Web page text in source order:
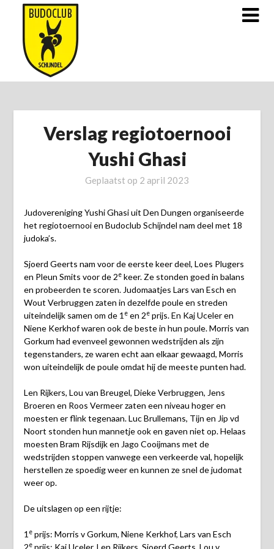
Doorgaan
inhoud
Verslag regiotoernooi
Yushi Ghasi
Geplaatst op 2 april 2023
Judovereniging Yushi Ghasi uit Den Dungen organiseerde
het regiotoernooi en Budoclub Schijndel nam deel met 18
judoka’s.
Sjoerd Geerts nam voor de eerste keer deel, Loes Plugers
en Pleun Smits voor de 2ekeer. Ze stonden goed in balans
en probeerden te scoren. Judomaatjes Lars van Esch en
Wout Verbruggen zaten in dezelfde poule en streden
uiteindelijk samen om de 1 een 2eprijs. En Kaj Uceler en
Niene Kerkhof waren ook de beste in hun poule. Morris van
Gorkum had evenveel gewonnen wedstrijden als zijn
tegenstanders, ze waren echt aan elkaar gewaagd, Morris
won uiteindelijk de poule omdat hij de meeste punten had.
Len Rijkers, Lou van Breugel, Dieke Verbruggen, Jens
Broeren en Roos Vermeer zaten een niveau hoger en
moesten er flink tegenaan. Luc Brullemans, Tijn en Jip vd
Noort stonden hun mannetje ook en gaven niet op. Helaas
moesten Bram Rijsdijk en Jago Cooijmans met de
wedstrijden stoppen vanwege een verkeerde val, hopelijk
herstellen ze spoedig weer en kunnen ze snel de judomat
weer op.
De uitslagen op een rijtje:
1 eprijs: Morris v Gorkum, Niene Kerkhof, Lars van Esch
e